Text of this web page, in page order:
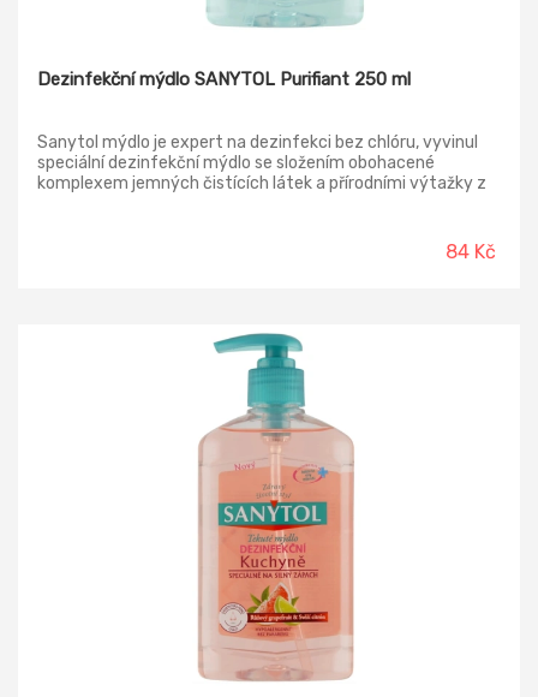
Dezinfekční mýdlo SANYTOL Purifiant 250 ml
Sanytol mýdlo je expert na dezinfekci bez chlóru, vyvinul
speciální dezinfekční mýdlo se složením obohacené
komplexem jemných čistících látek a přírodními výtažky z
84 Kč